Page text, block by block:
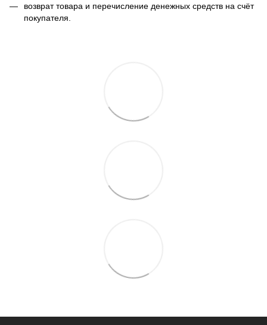
возврат товара и перечисление денежных средств на счёт
покупателя.